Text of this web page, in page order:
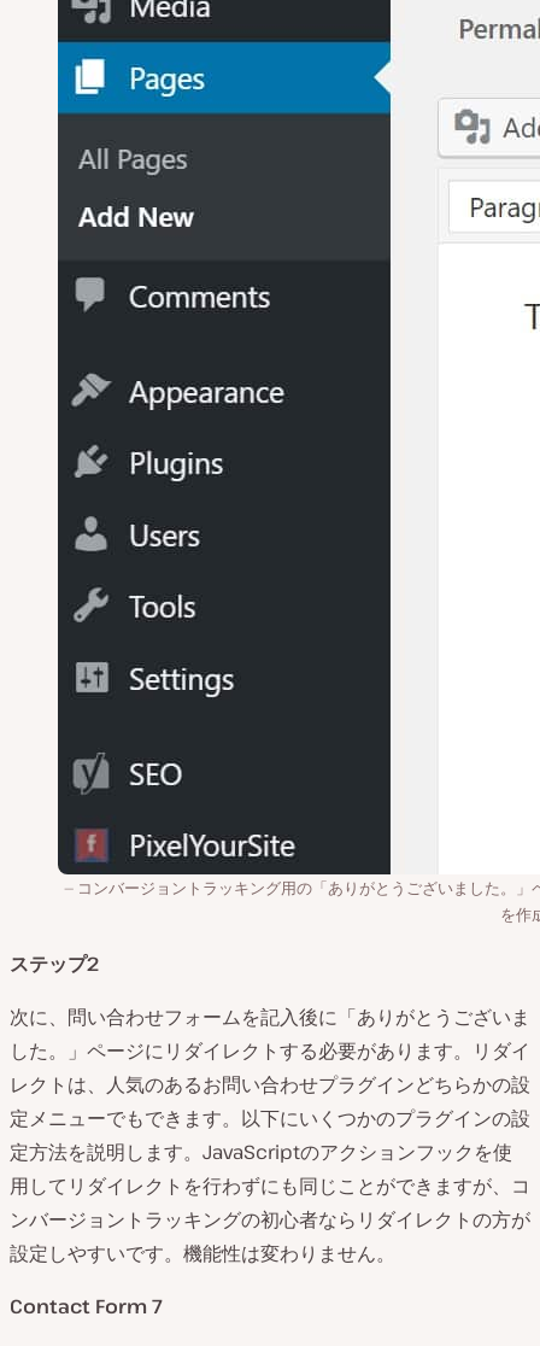
コンバージョントラッキング用の「ありがとうございました。」
を作
ステップ2
次に、問い合わせフォームを記入後に「ありがとうございま
した。」ページにリダイレクトする必要があります。リダイ
レクトは、人気のあるお問い合わせプラグインどちらかの設
定メニューでもできます。以下にいくつかのプラグインの設
定方法を説明します。JavaScriptのアクションフックを使
用してリダイレクトを行わずにも同じことができますが、コ
ンバージョントラッキングの初心者ならリダイレクトの方が
設定しやすいです。機能性は変わりません。
Contact Form 7